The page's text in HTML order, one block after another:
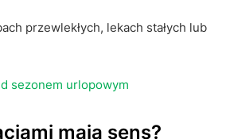
przewlekłych, lekach stałych lub
sezonem urlopowym
mają sens?